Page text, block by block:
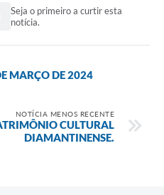
Seja o primeiro a curtir esta
notícia.
MARÇO DE 2024
NOTÍCIA MENOS RECENTE
CULTURAL
DIAMANTINENSE.